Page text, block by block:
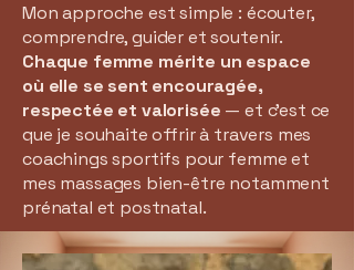
Mon approche est simple : écouter,
comprendre, guider et soutenir.
Chaque femme mérite un espace
où elle se sent encouragée,
respectée et valorisée — et c’est ce
que je souhaite offrir à travers mes
coachings sportifs pour femme et
mes massages bien-être notamment
prénatal et postnatal.